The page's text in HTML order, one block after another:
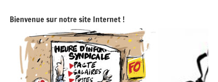
Bienvenue sur notre site Internet !